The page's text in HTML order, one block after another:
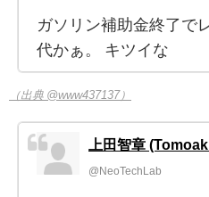
ガソリン補助金終了で
代かぁ。 キツイな
（出典 @www437137）
上田智章
@NeoTechLab